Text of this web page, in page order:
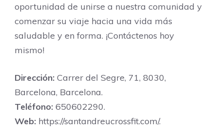
oportunidad de unirse a nuestra comunidad y
comenzar su viaje hacia una vida más
saludable y en forma. ¡Contáctenos hoy
mismo!
Dirección: Carrer del Segre, 71, 8030,
Barcelona, Barcelona.
Teléfono: 650602290.
Web: https://santandreucrossfit.com/.